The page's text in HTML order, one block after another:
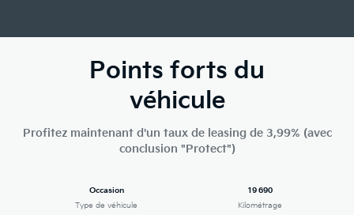
Points forts du
véhicule
Profitez maintenant d'un taux de leasing de 3,99% (avec
conclusion "Protect")
Occasion
Type de véhicule
19 690
Kilométrage